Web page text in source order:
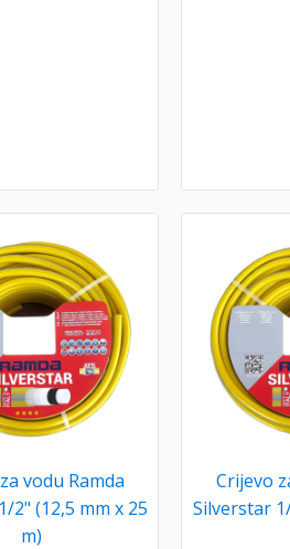
vodu Ramda
2" (12,5 mm x 25
m)
Crijevo
Silverstar